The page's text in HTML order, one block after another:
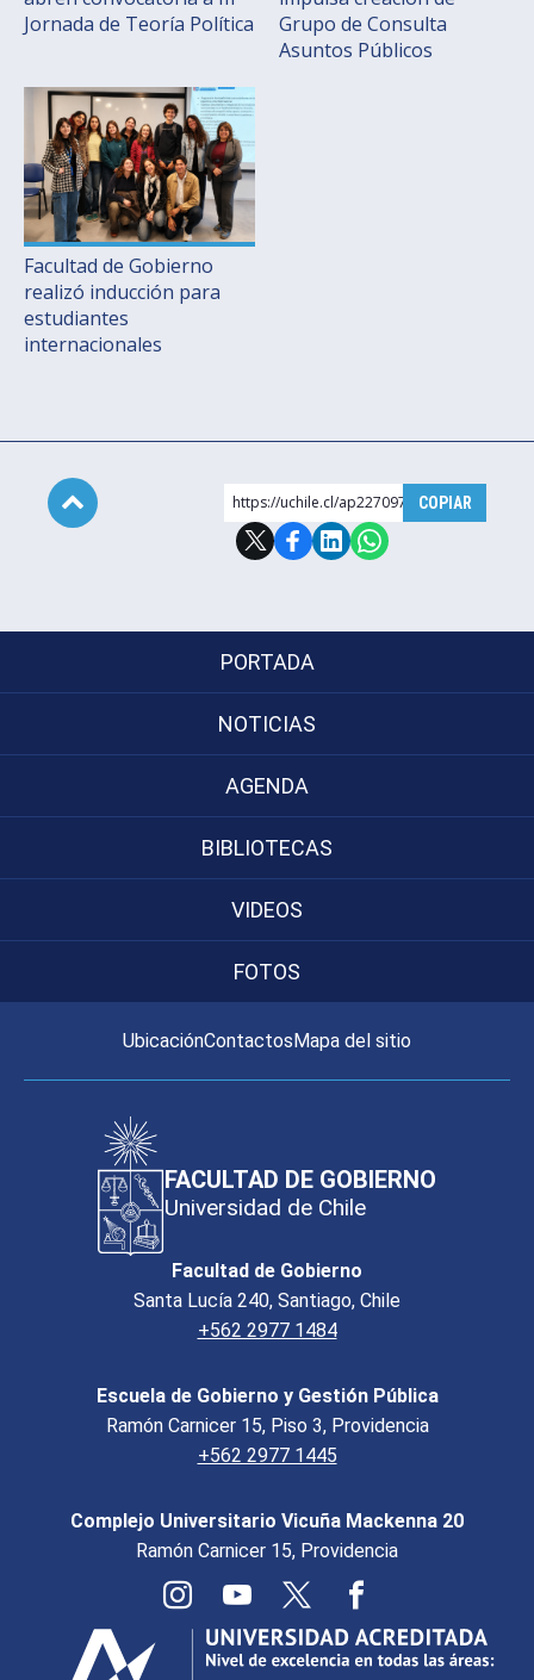
Jornada de Teoría Política
Grupo de Consulta
Asuntos Públicos
Facultad de Gobierno
realizó inducción para
estudiantes
internacionales
https://uchile.cl/ap227097 COPIAR
PORTADA
NOTICIAS
AGENDA
BIBLIOTECAS
VIDEOS
FOTOS
UbicaciónContactosMapa del sitio
FACULTAD DE GOBIERNO
Universidad de Chile
Facultad de Gobierno
Santa Lucía 240, Santiago, Chile
+562 2977 1484
Escuela de Gobierno y Gestión Pública
Ramón Carnicer 15, Piso 3, Providencia
+562 2977 1445
Complejo Universitario Vicuña Mackenna 20
Ramón Carnicer 15, Providencia